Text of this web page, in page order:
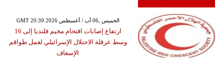
GMT 20:39 2026 الخميس ,06 آب / أغسطس
ارتفاع إصابات اقتحام مخيم قلنديا إلى 16
وسط عرقلة الاحتلال الإسرائيلي لعمل طواقم
الإسعاف